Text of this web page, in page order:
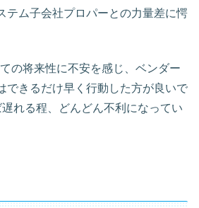
テム子会社プロパーとの力量差に愕
の将来性に不安を感じ、ベンダー
できるだけ早く行動した方が良いで
れる程、どんどん不利になってい